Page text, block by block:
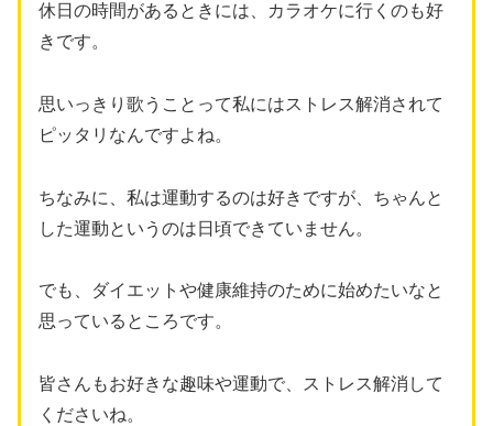
休日の時間があるときには、カラオケに行くのも好
きです。
思いっきり歌うことって私にはストレス解消されて
ピッタリなんですよね。
ちなみに、私は運動するのは好きですが、ちゃんと
した運動というのは日頃できていません。
でも、ダイエットや健康維持のために始めたいなと
思っているところです。
皆さんもお好きな趣味や運動で、ストレス解消して
くださいね。